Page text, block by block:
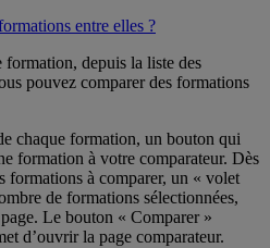
entre elles ?
formation, depuis la liste des
pouvez comparer des formations
chaque formation, un bouton qui
formation à votre comparateur. Dès
formations à comparer, un « volet
de formations sélectionnées,
Le bouton « Comparer »
d’ouvrir la page comparateur.